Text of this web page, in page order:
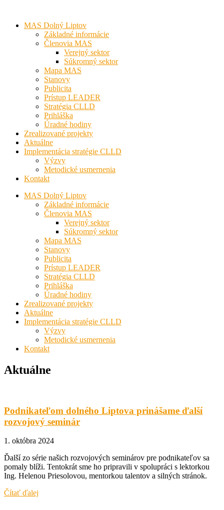
MAS Dolný Liptov
Základné informácie
Členovia MAS
Verejný sektor
Súkromný sektor
Mapa MAS
Stanovy
Publicita
Prístup LEADER
Stratégia CLLD
Prihláška
Úradné hodiny
Zrealizované projekty
Aktuálne
Implementácia stratégie CLLD
Výzvy
Metodické usmernenia
Kontakt
MAS Dolný Liptov
Základné informácie
Členovia MAS
Verejný sektor
Súkromný sektor
Mapa MAS
Stanovy
Publicita
Prístup LEADER
Stratégia CLLD
Prihláška
Úradné hodiny
Zrealizované projekty
Aktuálne
Implementácia stratégie CLLD
Výzvy
Metodické usmernenia
Kontakt
Aktuálne
Podnikateľom dolného Liptova prinášame ďalší
rozvojový seminár
1. októbra 2024
Ďalší zo série našich rozvojových seminárov pre podnikateľov sa
pomaly blíži. Tentokrát sme ho pripravili v spolupráci s lektorkou
Ing. Helenou Priesolovou, mentorkou talentov a silných stránok.
Čítať ďalej